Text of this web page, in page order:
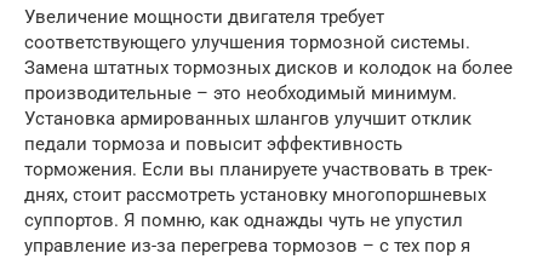
Увеличение мощности двигателя требует
соответствующего улучшения тормозной системы.
Замена штатных тормозных дисков и колодок на более
производительные – это необходимый минимум.
Установка армированных шлангов улучшит отклик
педали тормоза и повысит эффективность
торможения. Если вы планируете участвовать в трек-
днях, стоит рассмотреть установку многопоршневых
суппортов. Я помню, как однажды чуть не упустил
управление из-за перегрева тормозов – с тех пор я